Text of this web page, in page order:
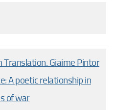
Giaime Pintor
A poetic relationship in
of war